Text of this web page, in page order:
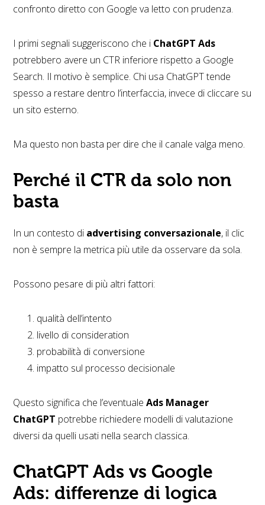
confronto diretto con Google va letto con prudenza.
I primi segnali suggeriscono che i ChatGPT Ads
potrebbero avere un CTR inferiore rispetto a Google
Search. Il motivo è semplice. Chi usa ChatGPT tende
spesso a restare dentro l’interfaccia, invece di cliccare su
un sito esterno.
Ma questo non basta per dire che il canale valga meno.
Perché il CTR da solo non
basta
In un contesto di advertising conversazionale, il clic
non è sempre la metrica più utile da osservare da sola.
Possono pesare di più altri fattori:
qualità dell’intento
livello di consideration
probabilità di conversione
impatto sul processo decisionale
Questo significa che l’eventualeAds Manager
ChatGPT potrebbe richiedere modelli di valutazione
diversi da quelli usati nella search classica.
ChatGPT Ads vs Google
Ads: differenze di logica